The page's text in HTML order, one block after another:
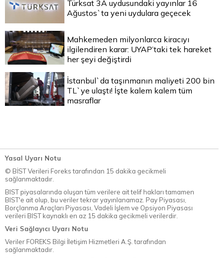
Türksat 3A uydusundaki yayınlar 16
Ağustos`ta yeni uydulara geçecek
Mahkemeden milyonlarca kiracıyı
ilgilendiren karar: UYAP’taki tek hareket
her şeyi değiştirdi
İstanbul`da taşınmanın maliyeti 200 bin
TL`ye ulaştı! İşte kalem kalem tüm
masraflar
Yasal Uyarı Notu
© BİST Verileri Foreks tarafından 15 dakika gecikmeli
sağlanmaktadır.
BIST piyasalarında oluşan tüm verilere ait telif hakları tamamen
BIST'e ait olup, bu veriler tekrar yayınlanamaz. Pay Piyasası,
Borçlanma Araçları Piyasası, Vadeli İşlem ve Opsiyon Piyasası
verileri BIST kaynaklı en az 15 dakika gecikmeli verilerdir.
Veri Sağlayıcı Uyarı Notu
Veriler FOREKS Bilgi İletişim Hizmetleri A.Ş. tarafından
sağlanmaktadır.